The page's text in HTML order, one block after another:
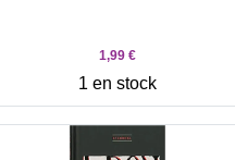
1,99 €
1 en stock